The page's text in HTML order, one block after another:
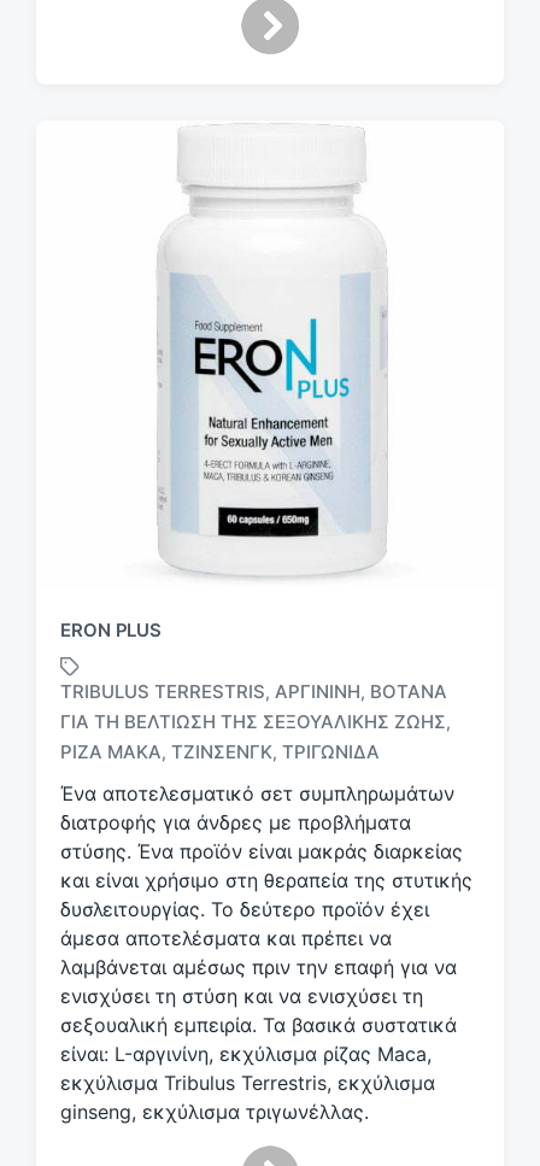
ERON PLUS
Μ
ε
τ
ι
κ
έ
τ
α
TRIBULUS TERRESTRIS, ΑΡΓΙΝΊΝΗ, ΒΌΤΑΝΑ
ΓΙΑ ΤΗ ΒΕΛΤΊΩΣΗ ΤΗΣ ΣΕΞΟΥΑΛΙΚΉΣ ΖΩΉΣ,
ΡΊΖΑ ΜΆΚΑ, ΤΖΊΝΣΕΝΓΚ, ΤΡΙΓΩΝΊΔΑ
Ένα αποτελεσματικό σετ συμπληρωμάτων
διατροφής για άνδρες με προβλήματα
στύσης. Ένα προϊόν είναι μακράς διαρκείας
και είναι χρήσιμο στη θεραπεία της στυτικής
δυσλειτουργίας. Το δεύτερο προϊόν έχει
άμεσα αποτελέσματα και πρέπει να
λαμβάνεται αμέσως πριν την επαφή για να
ενισχύσει τη στύση και να ενισχύσει τη
σεξουαλική εμπειρία. Τα βασικά συστατικά
είναι: L-αργινίνη, εκχύλισμα ρίζας Maca,
εκχύλισμα Tribulus Terrestris, εκχύλισμα
ginseng, εκχύλισμα τριγωνέλλας.